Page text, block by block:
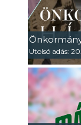
Utolsó adás: